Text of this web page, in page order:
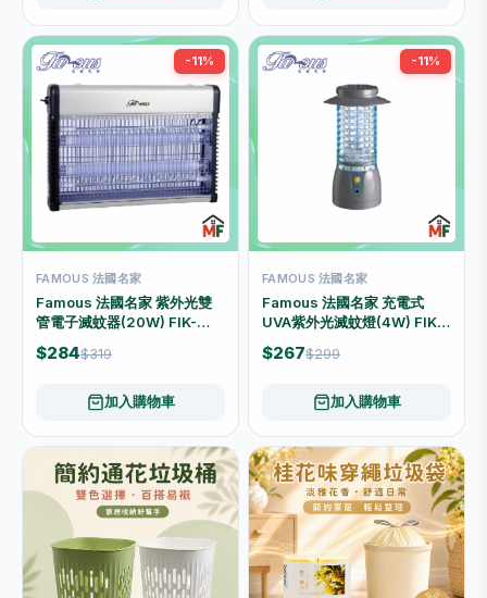
-11%
FAMOUS 法國名家
Famous 法國名家 紫外光雙
管電子滅蚊器(20W) FIK-
20W
$284$319
加入購物車
-11%
FAMOUS 法國名家
Famous 法國名家 充電式
UVA紫外光滅蚊燈(4W) FIK-
04U
$267$299
加入購物車